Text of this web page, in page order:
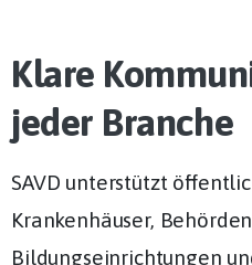
Klare
jeder Branche
SAVD unterstützt
Krankenhäuser,
Bildungseinrichtungen